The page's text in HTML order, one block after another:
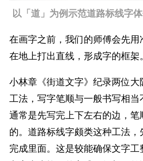
以「道」为例示范道路标线字
在画字之前，我们的师傅会先
在地上打出直线，形成字的框架。
小林章《街道文字》纪录两位大
工法，写字笔顺与一般书写相
通常是先写完上下左右的边，笔
的。道路标线字颇类这种工法
完成里面。这是较能确保文字